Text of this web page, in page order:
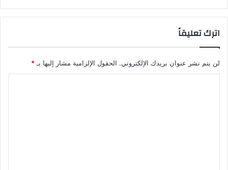
اترك تعليقاً
لن يتم نشر عنوان بريدك الإلكتروني. الحقول الإلزامية مشار إليها بـ*